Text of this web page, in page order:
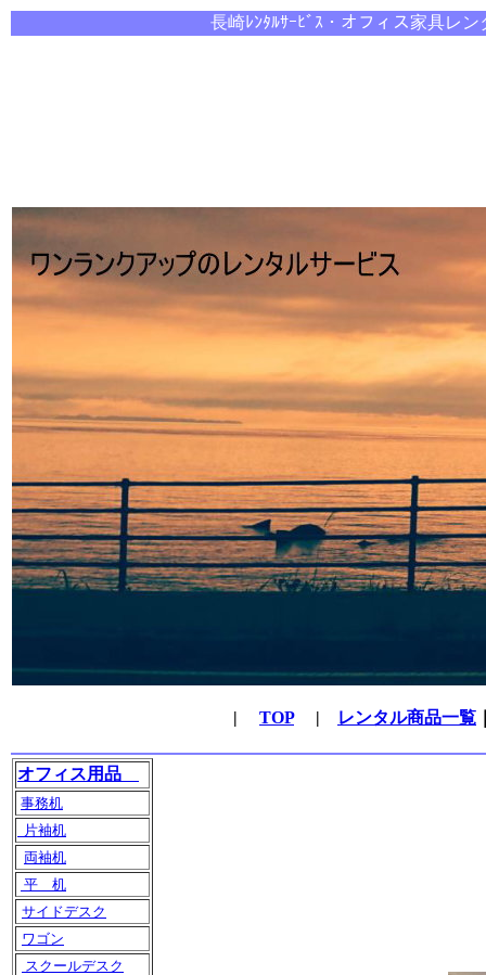
長崎ﾚﾝﾀﾙｻｰﾋﾞｽ・オ フィス家具レ
| TOP| レンタル商品一覧
オフィス用品
事務机
片袖机
両袖机
平 机
サイドデスク
ワゴン
スクールデスク